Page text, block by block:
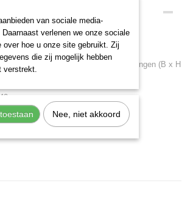
4003773045175
00 21 15 LE
0,53 Kg
0,53 Kg
33,50 x 5,40 x 27,20 cm
van hoogwaardige kwaliteit.
een variabele inhoud. Buitenafmetingen (B x H
mm
mm
van sociale media-
verlenen we onze sociale
hoe u onze site gebruikt. Zij
die zij mogelijk hebben
verstrekt.
Nee, niet akkoord